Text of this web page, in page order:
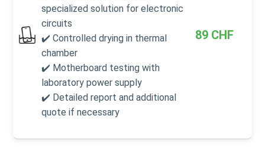
specialized solution for electronic
circuits
✔️ Controlled drying in thermal
chamber
✔️ Motherboard testing with
laboratory power supply
✔️ Detailed report and additional
quote if necessary
89 CHF